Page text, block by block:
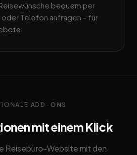
bequem per
Telefon anfragen – für
ADD-ONS
mit einem Klick
Reisebüro-Website mit den